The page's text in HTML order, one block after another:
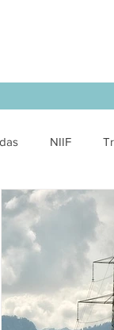
NIIF
Financiero y SEPS